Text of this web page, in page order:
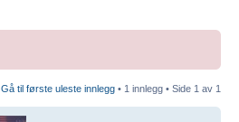
Gå til første uleste innlegg • 1 innlegg • Side 1 av 1